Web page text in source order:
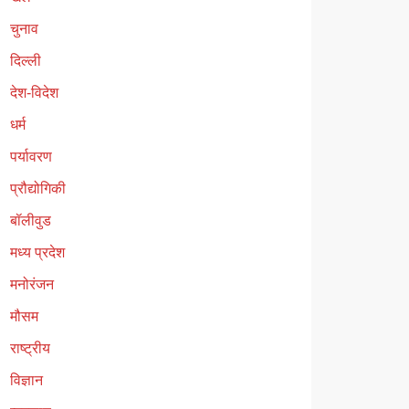
चुनाव
दिल्ली
देश-विदेश
धर्म
पर्यावरण
प्रौद्योगिकी
बॉलीवुड
मध्य प्रदेश
मनोरंजन
मौसम
राष्ट्रीय
विज्ञान